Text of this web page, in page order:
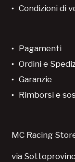
Condizioni di
Pagamenti
Ordini e
Garanzie
Rimborsi e
MC Racing
via